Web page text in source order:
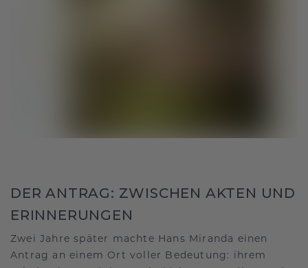
DER ANTRAG: ZWISCHEN AKTEN UND
ERINNERUNGEN
Zwei Jahre später machte Hans Miranda einen
Antrag an einem Ort voller Bedeutung: ihrem